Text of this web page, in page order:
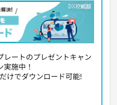
レートのプレゼントキャン
実施中！
けでダウンロード可能!